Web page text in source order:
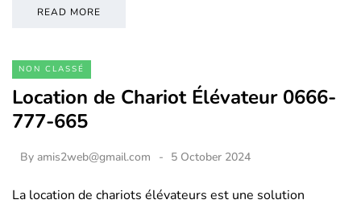
READ MORE
NON CLASSÉ
Location de Chariot Élévateur 0666-
777-665
By amis2web@gmail.com 5 October 2024
La location de chariots élévateurs est une solution